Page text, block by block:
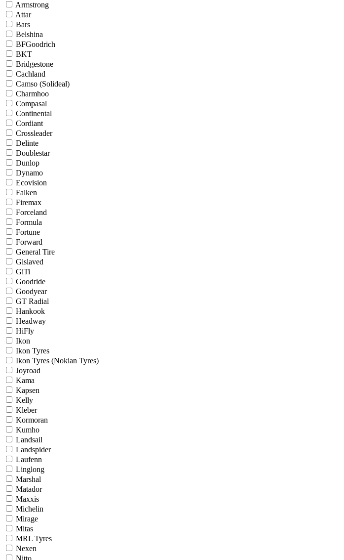
Armstrong
Attar
Bars
Belshina
BFGoodrich
BKT
Bridgestone
Cachland
Camso (Solideal)
Charmhoo
Compasal
Continental
Cordiant
Crossleader
Delinte
Doublestar
Dunlop
Dynamo
Ecovision
Falken
Firemax
Forceland
Formula
Fortune
Forward
General Tire
Gislaved
GiTi
Goodride
Goodyear
GT Radial
Hankook
Headway
HiFly
Ikon
Ikon Tyres
Ikon Tyres (Nokian Tyres)
Joyroad
Kama
Kapsen
Kelly
Kleber
Kormoran
Kumho
Landsail
Landspider
Laufenn
Linglong
Marshal
Matador
Maxxis
Michelin
Mirage
Mitas
MRL Tyres
Nexen
Nitto